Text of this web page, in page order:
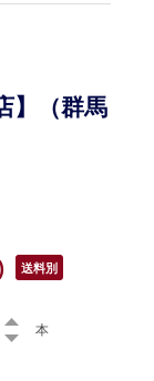
】（群馬
送料別
本